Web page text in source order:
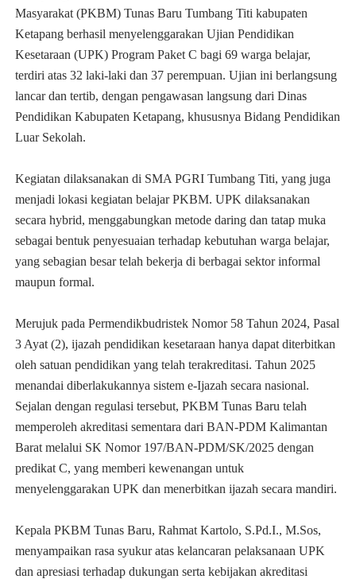
Masyarakat (PKBM) Tunas Baru Tumbang Titi kabupaten
Ketapang berhasil menyelenggarakan Ujian Pendidikan
Kesetaraan (UPK) Program Paket C bagi 69 warga belajar,
terdiri atas 32 laki-laki dan 37 perempuan. Ujian ini berlangsung
lancar dan tertib, dengan pengawasan langsung dari Dinas
Pendidikan Kabupaten Ketapang, khususnya Bidang Pendidikan
Luar Sekolah.
Kegiatan dilaksanakan di SMA PGRI Tumbang Titi, yang juga
menjadi lokasi kegiatan belajar PKBM. UPK dilaksanakan
secara hybrid, menggabungkan metode daring dan tatap muka
sebagai bentuk penyesuaian terhadap kebutuhan warga belajar,
yang sebagian besar telah bekerja di berbagai sektor informal
maupun formal.
Merujuk pada Permendikbudristek Nomor 58 Tahun 2024, Pasal
3 Ayat (2), ijazah pendidikan kesetaraan hanya dapat diterbitkan
oleh satuan pendidikan yang telah terakreditasi. Tahun 2025
menandai diberlakukannya sistem e-Ijazah secara nasional.
Sejalan dengan regulasi tersebut, PKBM Tunas Baru telah
memperoleh akreditasi sementara dari BAN-PDM Kalimantan
Barat melalui SK Nomor 197/BAN-PDM/SK/2025 dengan
predikat C, yang memberi kewenangan untuk
menyelenggarakan UPK dan menerbitkan ijazah secara mandiri.
Kepala PKBM Tunas Baru, Rahmat Kartolo, S.Pd.I., M.Sos,
menyampaikan rasa syukur atas kelancaran pelaksanaan UPK
dan apresiasi terhadap dukungan serta kebijakan akreditasi